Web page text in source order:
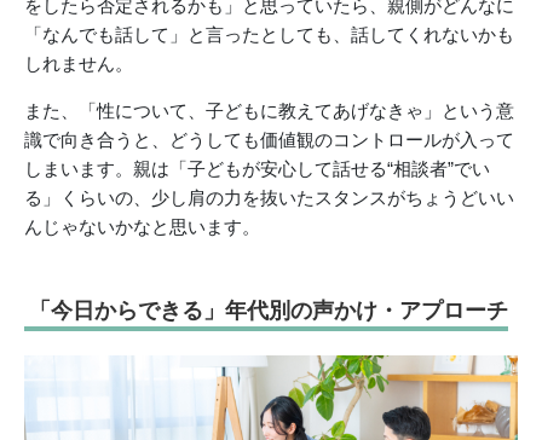
をしたら否定されるかも」と思っていたら、親側がどんなに
「なんでも話して」と言ったとしても、話してくれないかも
しれません。
また、「性について、子どもに教えてあげなきゃ」という意
識で向き合うと、どうしても価値観のコントロールが入って
しまいます。親は「子どもが安心して話せる“相談者”でい
る」くらいの、少し肩の力を抜いたスタンスがちょうどいい
んじゃないかなと思います。
「今日からできる」年代別の声かけ・アプローチ